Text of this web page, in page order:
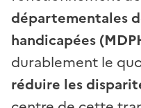
départementales
handicapées
durablement le
réduire les